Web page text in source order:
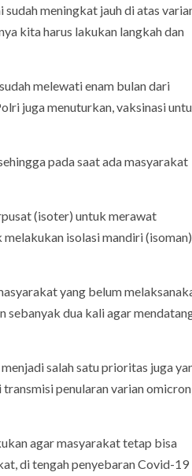
meningkat jauh di atas
kita harus lakukan langkah dan
melewati enam bulan dari
juga menuturkan, vaksinasi
pada saat ada masyarakat
(isoter) untuk merawat
isolasi mandiri
yang belum
sebanyak dua kali agar
salah satu prioritas juga
penularan varian
agar masyarakat tetap bisa
di tengah penyebaran Covid-19